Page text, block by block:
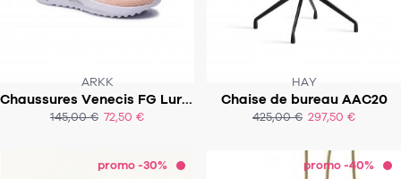
ARKK
Chaussures Venecis FG Lurex - PE19
145,00 € 72,50 €
ACHAT EXPRESS
HAY
Chaise de bureau AAC20
425,00 € 297,50 €
ACHAT EXPRESS
promo -30% promo -40%